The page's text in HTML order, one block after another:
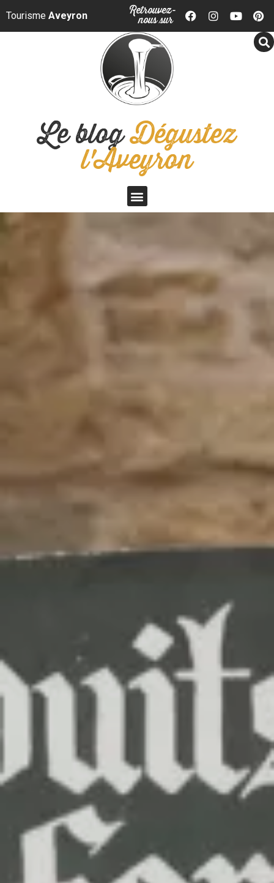
Panneau de gestion des cookies
Tourisme Aveyron Retrouvez-
nous sur
Le blogDégustez
l'Aveyron